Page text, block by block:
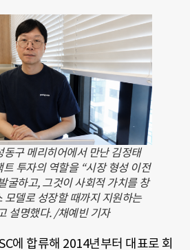
동구 메리히어에서 만난 김정태
트 투자의 역할을 “시장 형성 이전
굴하고, 그것이 사회적 가치를 창
모델로 성장할 때까지 지원하는
설명했다. /채예빈 기자
에 합류해 2014년부터 대표로 회